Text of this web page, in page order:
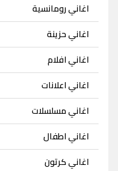
اغاني رومانسية
اغاني حزينة
اغاني افلام
اغاني اعلانات
اغاني مسلسلات
اغاني اطفال
اغاني كرتون